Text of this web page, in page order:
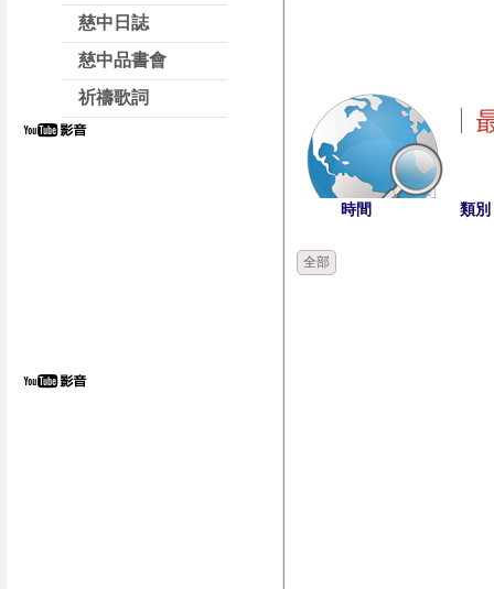
慈中日誌
慈中品書會
祈禱歌詞
時間 類別
全部